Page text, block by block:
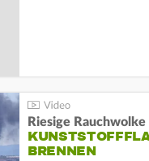
Riesige
BRENNEN